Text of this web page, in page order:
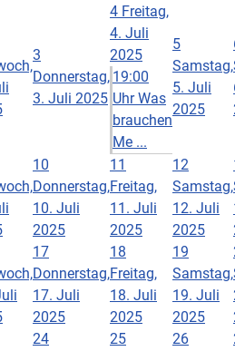
3
Donnerstag,
3. Juli 2025
4 Freitag,
4. Juli
2025
19:00
Uhr Was
brauchen
Me ...
5
Samstag,
5. Juli
2025
10
Donnerstag,
10. Juli
2025
11
Freitag,
11. Juli
2025
12
Samstag,
12. Juli
2025
17
Donnerstag,
17. Juli
2025
18
Freitag,
18. Juli
2025
19
Samstag,
19. Juli
2025
24
25
26